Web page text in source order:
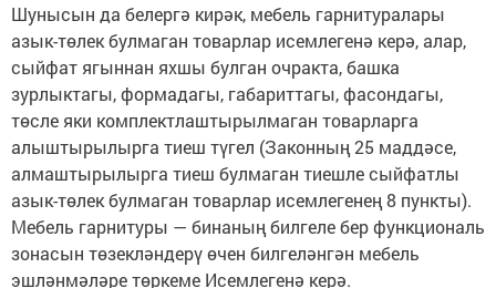
Шунысын да белергә кирәк, мебель гарнитуралары
азык-төлек булмаган товарлар исемлегенә керә, алар,
сыйфат ягыннан яхшы булган очракта, башка
зурлыктагы, формадагы, габариттагы, фасондагы,
төсле яки комплектлаштырылмаган товарларга
алыштырылырга тиеш түгел (Законның 25 маддәсе,
алмаштырылырга тиеш булмаган тиешле сыйфатлы
азык-төлек булмаган товарлар исемлегенең 8 пункты).
Мебель гарнитуры — бинаның билгеле бер функциональ
зонасын төзекләндерү өчен билгеләнгән мебель
эшләнмәләре төркеме Исемлегенә керә.